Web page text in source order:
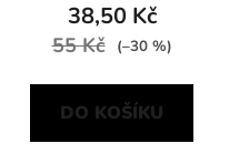
38,50 Kč
55 Kč (–30 %)
DO KOŠÍKU